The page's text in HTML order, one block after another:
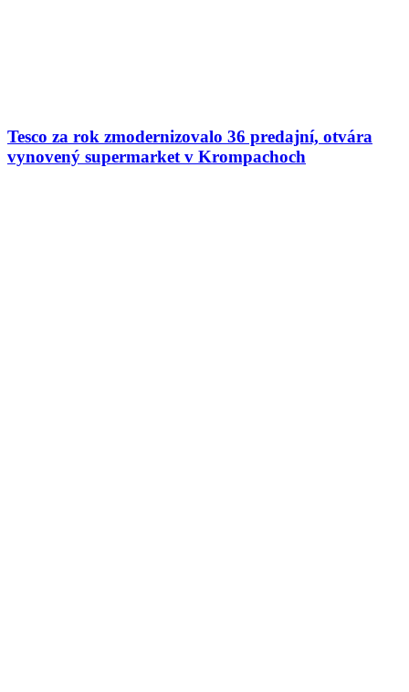
Tesco za rok zmodernizovalo 36 predajní, otvára
vynovený supermarket v Krompachoch